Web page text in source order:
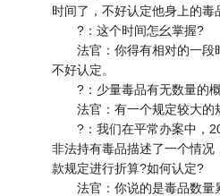
时间了，不好认定他身上的毒
?：这个时间怎幺掌握?
法官：你得有相对的一段时
不好认定。
?：少量毒品有无数量的
法官：有一个规定较大的
?：我们在平常办案中，
非法持有毒品描述了一个情
款规定进行折算?如何认定?
法官：你说的是毒品数量累